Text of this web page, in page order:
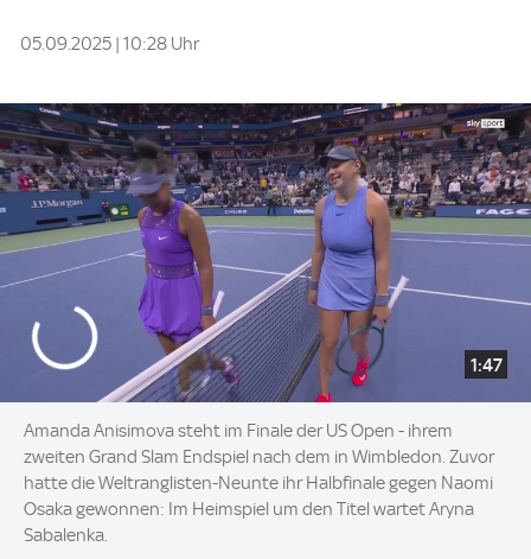
05.09.2025 | 10:28 Uhr
1:47
Amanda Anisimova steht im Finale der US Open - ihrem
zweiten Grand Slam Endspiel nach dem in Wimbledon. Zuvor
hatte die Weltranglisten-Neunte ihr Halbfinale gegen Naomi
Osaka gewonnen: Im Heimspiel um den Titel wartet Aryna
Sabalenka.